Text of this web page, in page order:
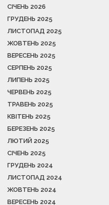
СІЧЕНЬ 2026
ГРУДЕНЬ 2025
ЛИСТОПАД 2025
ЖОВТЕНЬ 2025
ВЕРЕСЕНЬ 2025
СЕРПЕНЬ 2025
ЛИПЕНЬ 2025
ЧЕРВЕНЬ 2025
ТРАВЕНЬ 2025
КВІТЕНЬ 2025
БЕРЕЗЕНЬ 2025
ЛЮТИЙ 2025
СІЧЕНЬ 2025
ГРУДЕНЬ 2024
ЛИСТОПАД 2024
ЖОВТЕНЬ 2024
ВЕРЕСЕНЬ 2024